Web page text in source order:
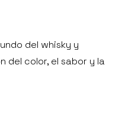
del whisky y
del color, el sabor y la